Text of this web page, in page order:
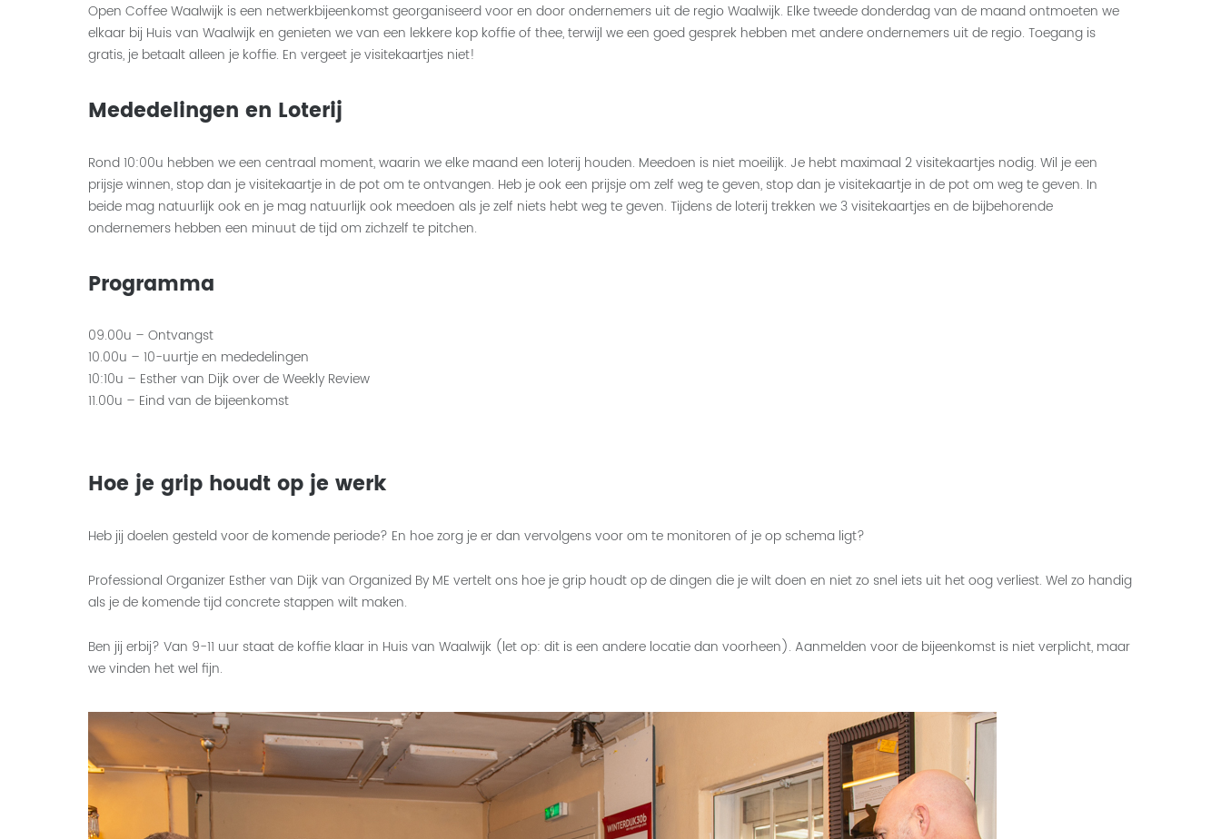
Open Coffee Waalwijk is een netwerkbijeenkomst georganiseerd voor en door ondernemers uit de regio Waalwijk. Elke tweede donderdag van de maand ontmoeten we
elkaar bij Huis van Waalwijk en genieten we van een lekkere kop koffie of thee, terwijl we een goed gesprek hebben met andere ondernemers uit de regio. Toegang is
gratis, je betaalt alleen je koffie. En vergeet je visitekaartjes niet!
Mededelingen en Loterij
Rond 10:00u hebben we een centraal moment, waarin we elke maand een loterij houden. Meedoen is niet moeilijk. Je hebt maximaal 2 visitekaartjes nodig. Wil je een
prijsje winnen, stop dan je visitekaartje in de pot om te ontvangen. Heb je ook een prijsje om zelf weg te geven, stop dan je visitekaartje in de pot om weg te geven. In
beide mag natuurlijk ook en je mag natuurlijk ook meedoen als je zelf niets hebt weg te geven. Tijdens de loterij trekken we 3 visitekaartjes en de bijbehorende
ondernemers hebben een minuut de tijd om zichzelf te pitchen.
Programma
09.00u – Ontvangst
10.00u – 10-uurtje en mededelingen
10:10u – Esther van Dijk over de Weekly Review
11.00u – Eind van de bijeenkomst
Hoe je grip houdt op je werk
Heb jij doelen gesteld voor de komende periode? En hoe zorg je er dan vervolgens voor om te monitoren of je op schema ligt?
Professional Organizer Esther van Dijk van Organized By ME vertelt ons hoe je grip houdt op de dingen die je wilt doen en niet zo snel iets uit het oog verliest. Wel zo handig
als je de komende tijd concrete stappen wilt maken.
Ben jij erbij? Van 9-11 uur staat de koffie klaar in Huis van Waalwijk (let op: dit is een andere locatie dan voorheen). Aanmelden voor de bijeenkomst is niet verplicht, maar
we vinden het wel fijn.